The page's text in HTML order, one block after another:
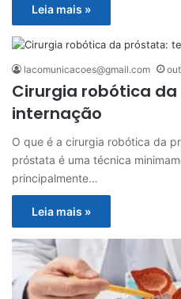
Leia mais »
lacomunicacoes@gmail.com
Cirurgia robótica
internação
O que é a cirurgia robótica da
próstata é uma técnica
principalmente…
Leia mais »